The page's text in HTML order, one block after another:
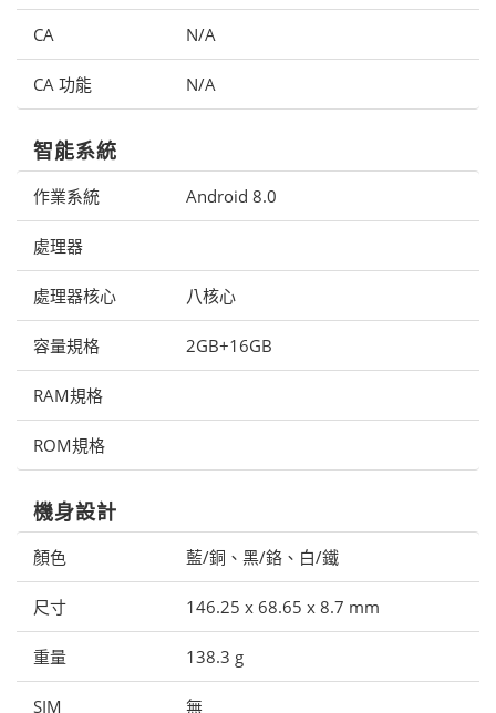
CA N/A
CA 功能 N/A
智能系統
作業系統 Android 8.0
處理器
處理器核心 八核心
容量規格 2GB+16GB
RAM規格
ROM規格
機身設計
顏色 藍/銅、黑/鉻、白/鐵
尺寸 146.25 x 68.65 x 8.7 mm
重量 138.3 g
SIM 無